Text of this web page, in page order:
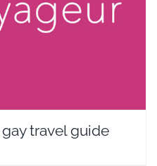
travel guide